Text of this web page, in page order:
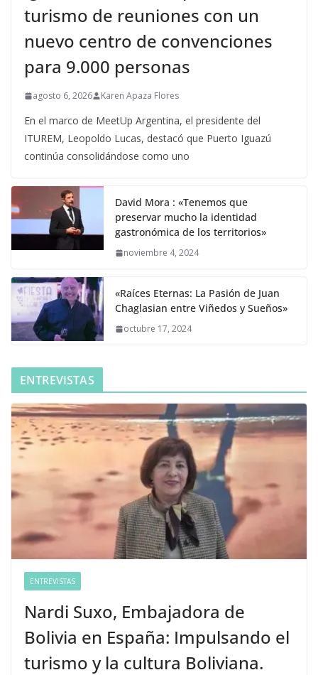
turismo de reuniones con un
nuevo centro de convenciones
para 9.000 personas
agosto 6, 2026 Karen Apaza Flores
En el marco de MeetUp Argentina, el presidente del
ITUREM, Leopoldo Lucas, destacó que Puerto Iguazú
continúa consolidándose como uno
David Mora : «Tenemos que
preservar mucho la identidad
gastronómica de los territorios»
noviembre 4, 2024
«Raíces Eternas: La Pasión de Juan
Chaglasian entre Viñedos y Sueños»
octubre 17, 2024
ENTREVISTAS
ENTREVISTAS
Nardi Suxo, Embajadora de
Bolivia en España: Impulsando el
turismo y la cultura Boliviana.